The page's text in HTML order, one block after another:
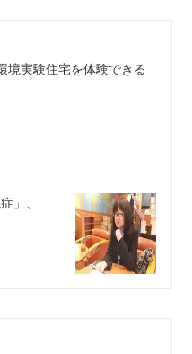
境実験住宅を体験できる
」、